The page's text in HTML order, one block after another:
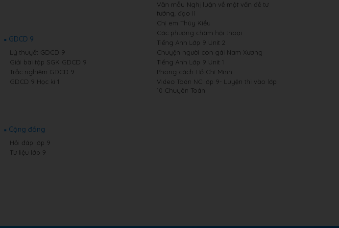
GDCD 9
Lý thuyết GDCD 9
Giải bài tập SGK GDCD 9
Trắc nghiệm GDCD 9
GDCD 9 Học kì 1
Cộng đồng
Hỏi đáp lớp 9
Tư liệu lớp 9
Văn mẫu Nghị luận về một vấn đề tư
tưởng, đạo lí
Chị em Thúy Kiều
Các phương châm hội thoại
Tiếng Anh Lớp 9 Unit 2
Chuyện người con gái Nam Xương
Tiếng Anh Lớp 9 Unit 1
Phong cách Hồ Chí Minh
Video Toán NC lớp 9- Luyện thi vào lớp
10 Chuyên Toán